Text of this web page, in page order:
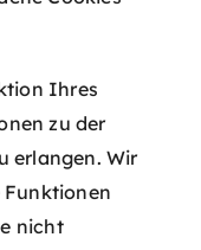
Ihres
zu der
erlangen. Wir
Funktionen
nicht